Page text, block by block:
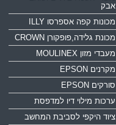
אבק
מכונות קפה אספרסו ILLY
מכונת גלידה,פופקורן CROWN
מעבדי מזון MOULINEX
מקרנים EPSON
סורקים EPSON
ערכות מילוי דיו למדפסת
ציוד היקפי לסביבת המחשב